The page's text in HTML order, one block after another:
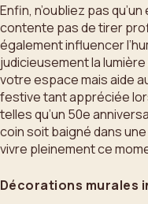
Enfin, n’oubliez pas
contente pas de tirer
également influencer
judicieusement la
votre espace mais aide
festive tant appréciée
telles qu’un 50e
coin soit baigné dans
vivre pleinement ce
Décorations murales